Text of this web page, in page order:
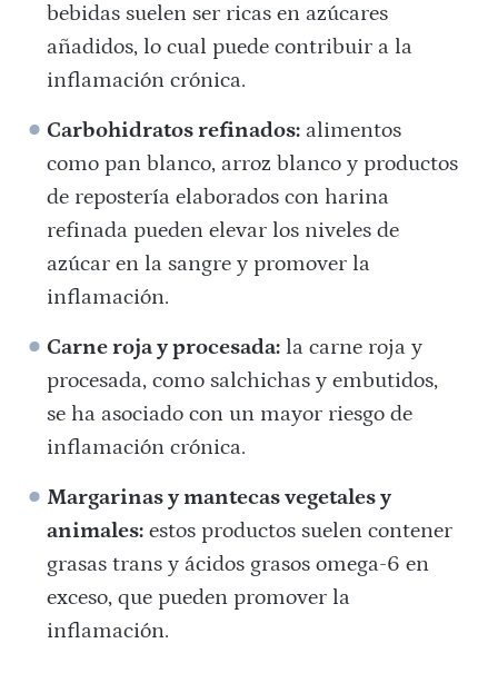
bebidas suelen ser ricas en azúcares
añadidos, lo cual puede contribuir a la
inflamación crónica.
Carbohidratos refinados: alimentos
como pan blanco, arroz blanco y productos
de repostería elaborados con harina
refinada pueden elevar los niveles de
azúcar en la sangre y promover la
inflamación.
Carne roja y procesada: la carne roja y
procesada, como salchichas y embutidos,
se ha asociado con un mayor riesgo de
inflamación crónica.
Margarinas y mantecas vegetales y
animales: estos productos suelen contener
grasas trans y ácidos grasos omega-6 en
exceso, que pueden promover la
inflamación.